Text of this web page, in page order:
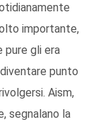
importante,
pure gli era
punto
Aism,
segnalano la